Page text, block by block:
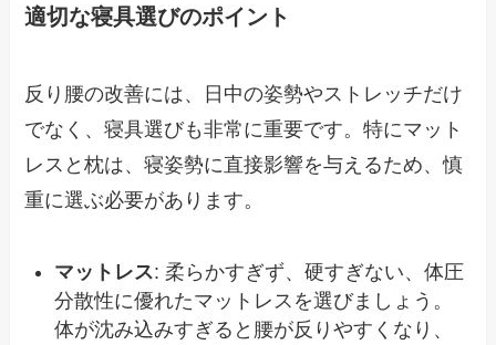
適切な寝具選びのポイント
反り腰の改善には、日中の姿勢やストレッチだけ
でなく、寝具選びも非常に重要です。特にマット
レスと枕は、寝姿勢に直接影響を与えるため、慎
重に選ぶ必要があります。
マットレス: 柔らかすぎず、硬すぎない、体圧
分散性に優れたマットレスを選びましょう。
体が沈み込みすぎると腰が反りやすくなり、